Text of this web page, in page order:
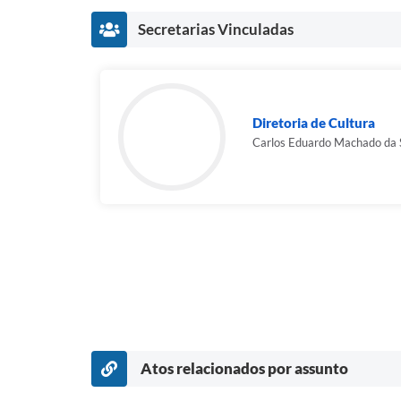
Secretarias Vinculadas
Diretoria de Cultura
Carlos Eduardo Machado da
Atos relacionados por assunto